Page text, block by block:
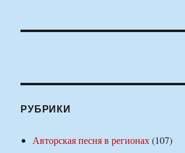
РУБРИКИ
Авторская песня в регионах(107)